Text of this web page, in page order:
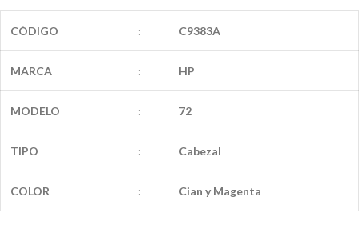
CÓDIGO : C9383A
MARCA : HP
MODELO : 72
TIPO : Cabezal
COLOR : Cian y Magenta